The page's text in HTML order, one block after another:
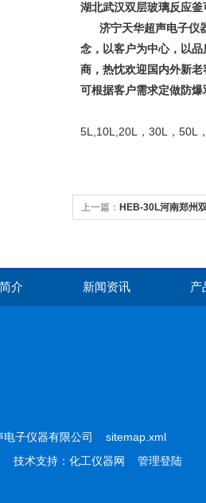
湖北武汉双层玻璃反应釜
济宁天华超声电子仪
念，以客户为中心，以
商，热忱欢迎国内外新
可根据客户需求定做防
5L,10L,20L，30L，50L
上一篇： HEB-30L河南郑州
介 新闻资讯 产
电子仪器有限公司 sitemap.xml
技术支持： 化工仪器网 管理登陆